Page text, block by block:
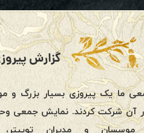
گزارش پیروزی؛ سه
موسسان و مدیران